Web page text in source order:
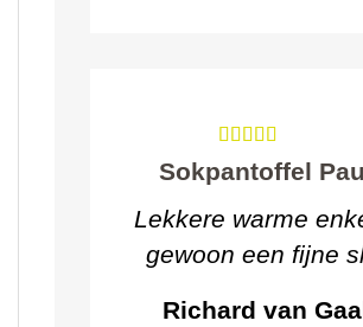
Sokpantoffel
Lekkere warme
gewoon een fijne
Richard van